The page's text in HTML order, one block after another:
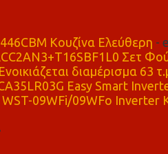
Κουζίνα Ελεύθερη -
Σετ
διαμέρισμα 63
Easy Smart
09WFi/09WFo Inverter